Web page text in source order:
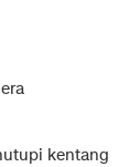
kentang